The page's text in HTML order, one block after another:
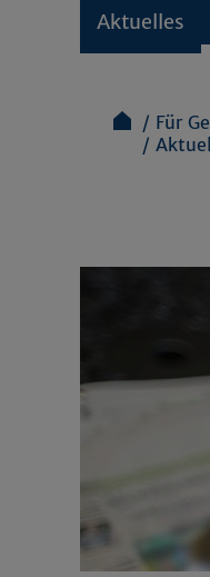
Aktuelles
Für